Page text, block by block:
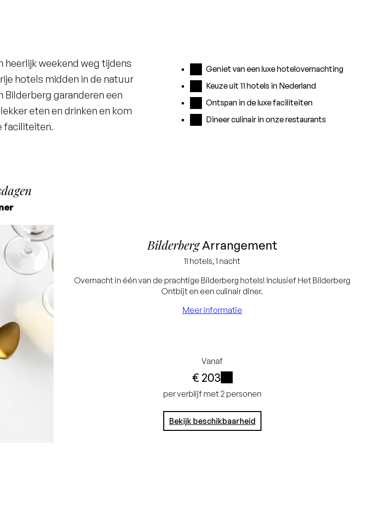
heerlijk weekend weg tijdens
hotels midden in de natuur
Bilderberg garanderen een
eten en drinken en kom
faciliteiten.
Geniet van een luxe hotelovernachting
Keuze uit 11 hotels in Nederland
Ontspan in de luxe faciliteiten
Dineer culinair in onze restaurants
BilderbergArrangement
11 hotels, 1 nacht
Overnacht in één van de prachtige Bilderberg hotels! Inclusief Het Bilderberg
Ontbijt en een culinair diner.
Meer informatie
Vanaf
€ 203
i
per verblijf met 2 personen
Bekijk beschikbaarheid